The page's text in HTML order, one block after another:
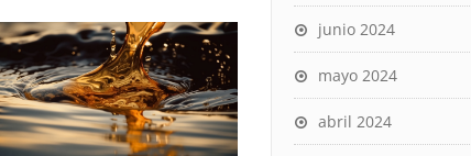
junio 2024
mayo 2024
abril 2024